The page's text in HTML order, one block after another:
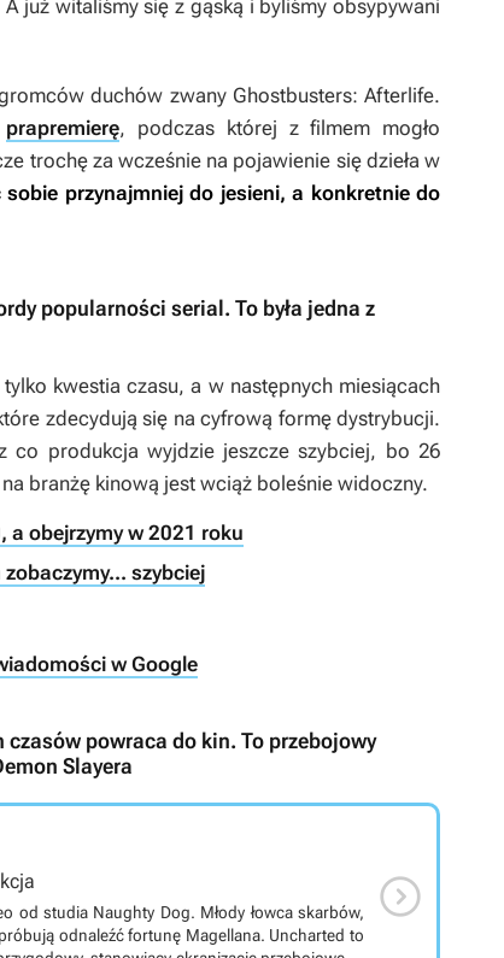
A już witaliśmy się z gąską i byliśmy obsypywani
duchów zwany Ghostbusters: Afterlife.
prapremierę, podczas której z filmem mogło
trochę za wcześnie na pojawienie się dzieła w
sobie przynajmniej do jesieni, a konkretnie do
popularności serial. To była jedna z
kwestia czasu, a w następnych miesiącach
zdecydują się na cyfrową formę dystrybucji.
co produkcja wyjdzie jeszcze szybciej, bo 26
branżę kinową jest wciąż boleśnie widoczny.
a obejrzymy w 2021 roku
zobaczymy... szybciej
w Google
powraca do kin. To przebojowy
Slayera
od studia Naughty Dog. Młody łowca skarbów,
fortunę Magellana. Uncharted to
